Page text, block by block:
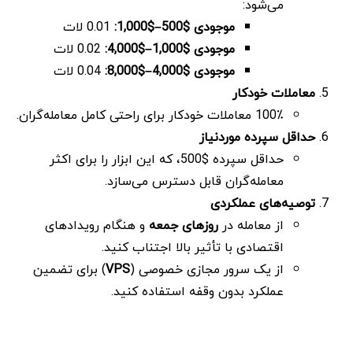
موجودی $500–$1,000:
موجودی $1,000–$4,000:
موجودی $4,000–$8,000:
0.04 لات
معاملات خودکار
100٪ معاملات خودکار برای راحتی کامل معامله‌گران.
حداقل سپرده موردنیاز
حداقل سپرده $500، که این ابزار را برای اکثر
معامله‌گران قابل دسترس می‌سازد.
توصیه‌های عملکردی
از معامله در روزهای جمعه و هنگام رویدادهای
اقتصادی با تأثیر بالا اجتناب کنید.
از یک سرور مجازی خصوصی (VPS) برای تضمین
عملکرد بدون وقفه استفاده کنید.